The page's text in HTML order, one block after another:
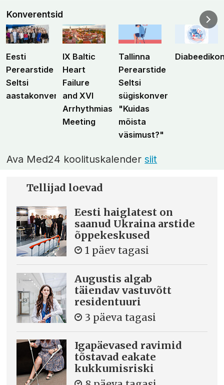
Konverentsid
Eesti
Perearstide
Seltsi
aastakonverents
IX Baltic
Heart
Failure
and XVI
Arrhythmias
Meeting
Tallinna
Perearstide
Seltsi
sügiskonverents
"Kuidas
mõista
väsimust?"
Ava Med24 koolituskalendersiit
Tellijad loevad
Eesti haiglatest on
saanud Ukraina arstide
õppekeskused
1 päev tagasi
Augustis algab
täiendav vastuvõtt
residentuuri
3 päeva tagasi
Igapäevased ravimid
tõstavad eakate
kukkumisriski